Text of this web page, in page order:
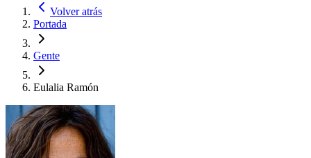
Volver atrás
Portada
Gente
Eulalia Ramón